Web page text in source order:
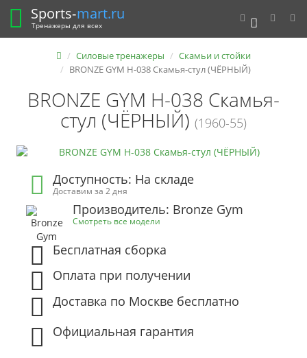
0
Sports-mart.ru
Тренажеры для всех
Силовые тренажеры
Скамьи и стойки
BRONZE GYM H-038 Скамья-стул (ЧЁРНЫЙ)
BRONZE GYM H-038 Скамья-
стул (ЧЁРНЫЙ) (1960-55)
Доступность: На складе
Доставим за 2 дня
Производитель: Bronze Gym
Смотреть все модели
Бесплатная сборка
Оплата при получении
Доставка по Москве бесплатно
Официальная гарантия